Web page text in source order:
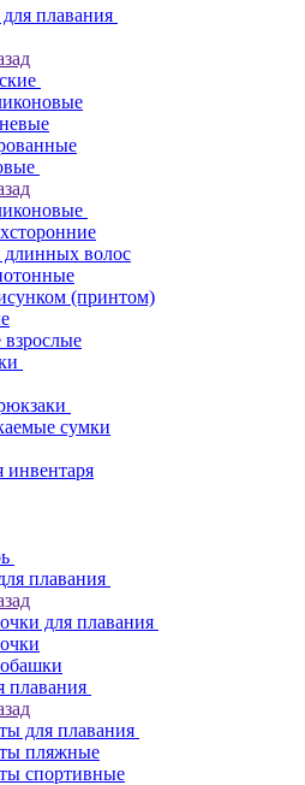
плавания
длинных волос
(принтом)
сумки
инвентаря
плавания
для плавания
плавания
для плавания
пляжные
спортивные